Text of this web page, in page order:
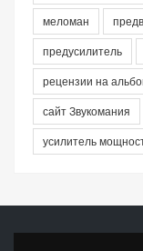
меломан
предусилитель
рецензии на
сайт Звукомания
усилитель